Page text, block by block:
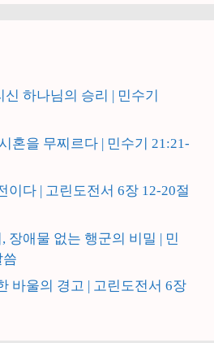
하나님의 승리 | 민수기
혼을 무찌르다 | 민수기 21:21-
이다 | 고린도전서 6장 12-20절
장애물 없는 행군의 비밀 | 민
씀
바울의 경고 | 고린도전서 6장